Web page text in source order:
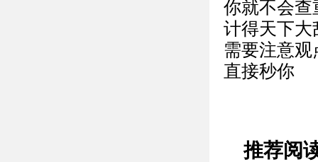
你就不会查
计得天下大
需要注意
直接秒你
推荐阅